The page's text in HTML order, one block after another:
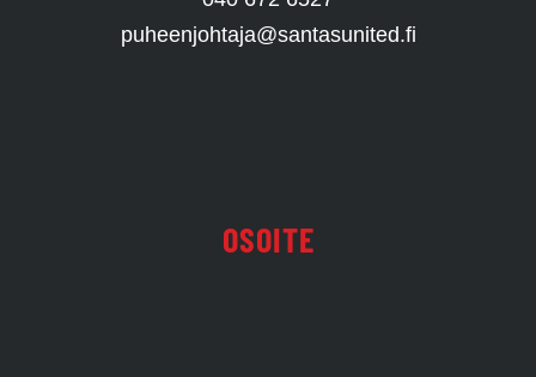
puheenjohtaja@santasunited.fi
OSOITE